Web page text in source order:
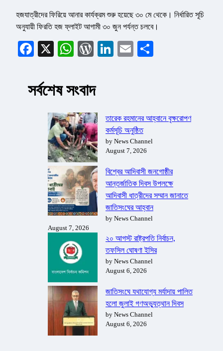
হজযাত্রীদের ফিরিয়ে আনার কার্যক্রম শুরু হয়েছে ৩০ মে থেকে। নির্ধারিত সূচি
অনুযায়ী ফিরতি হজ ফ্লাইট আগামী ৩০ জুন পর্যন্ত চলবে।
Facebook
X WhatsApp
WordPress
LinkedIn
Email
সর্বশেষ সংবাদ
তারেক রহমানের আহ্বানে বৃক্ষরোপণ
কর্মসূচি অনুষ্ঠিত
by News Channel
August 7, 2026
বিশ্বের আদিবাসী জনগোষ্ঠীর
আন্তর্জাতিক দিবস উপলক্ষে
আদিবাসী ধাত্রীদের সম্মান জানাতে
জাতিসংঘের আহ্বান
by News Channel
August 7, 2026
২০ আগস্ট রাষ্ট্রপতি নির্বাচন,
তফসিল ঘোষণা ইসির
by News Channel
August 6, 2026
জাতিসংঘে যথাযোগ্য মর্যাদায় পালিত
হলো জুলাই গণঅভ্যুত্থান দিবস
by News Channel
August 6, 2026